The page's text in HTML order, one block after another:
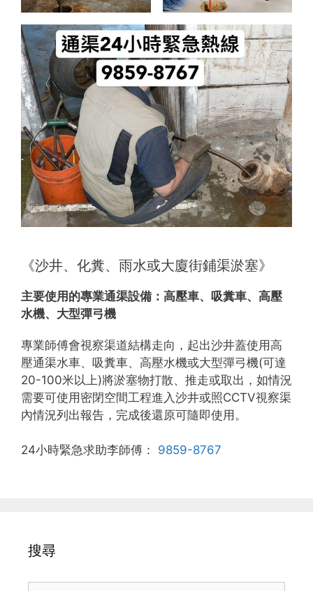
《沙井、化糞、雨水或大廈街鋪渠淤塞》
主要使用的專業通渠設備： 高壓車、吸糞車、高壓
水機、大型彈弓機
專業師傅會視察渠道結構走向，起出沙井蓋使用高
壓通渠水車、吸糞車、高壓水機或大型彈弓機(可達
20-100米以上)將淤塞物打散、推走或取出，如情況
需要可使用密閉空間工程進入沙井或照CCTV視察渠
內情況列出報告，完成後還原可隨即使用。
24小時緊急求助李師傅： 9859-8767
搜尋